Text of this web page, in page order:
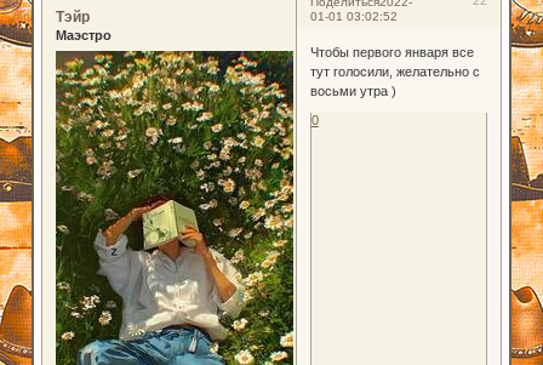
01-01 03:02:52
Тэйр
Маэстро
Чтобы первого января все
тут голосили, желательно с
восьми утра )
0